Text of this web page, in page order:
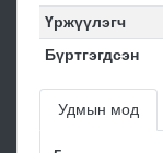
Үржүүлэгч
Бүртгэгдсэн
Удмын мод